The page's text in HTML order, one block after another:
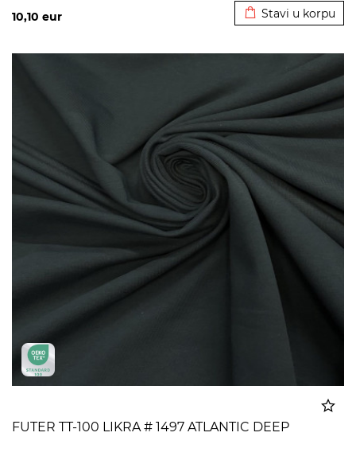
10,10 eur Stavi u korpu
FUTER TT-100 LIKRA # 1497 ATLANTIC DEEP